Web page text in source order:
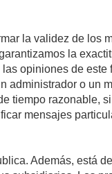
la validez de los
la
opiniones de
o un
tiempo razonable,
mensajes
Además, está